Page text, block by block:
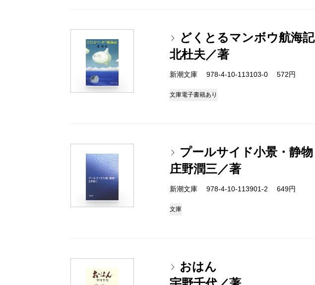
どくとるマンボウ航海記
北杜夫／著
新潮文庫 978-4-10-113103-0 572円
文庫電子書籍あり
プールサイド小景・静物
庄野潤三／著
新潮文庫 978-4-10-113901-2 649円
文庫
おはん